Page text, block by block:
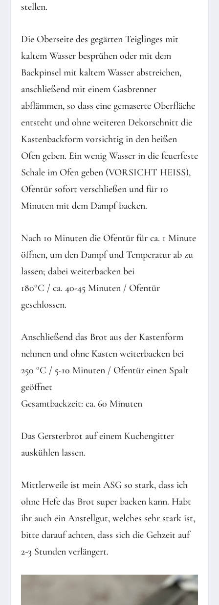
stellen.
Die Oberseite des gegärten Teiglinges mit
kaltem Wasser besprühen oder mit dem
Backpinsel mit kaltem Wasser abstreichen,
anschließend mit einem Gasbrenner
abflämmen, so dass eine gemaserte Oberfläche
entsteht und ohne weiteren Dekorschnitt die
Kastenbackform vorsichtig in den heißen
Ofen geben. Ein wenig Wasser in die feuerfeste
Schale im Ofen geben (VORSICHT HEISS),
Ofentür sofort verschließen und für 10
Minuten mit dem Dampf backen.
Nach 10 Minuten die Ofentür für ca. 1 Minute
öffnen, um den Dampf und Temperatur ab zu
lassen; dabei weiterbacken bei
180°C / ca. 40-45 Minuten / Ofentür
geschlossen.
Anschließend das Brot aus der Kastenform
nehmen und ohne Kasten weiterbacken bei
250 °C / 5-10 Minuten / Ofentür einen Spalt
geöffnet
Gesamtbackzeit: ca. 60 Minuten
Das Gersterbrot auf einem Kuchengitter
auskühlen lassen.
Mittlerweile ist mein ASG so stark, dass ich
ohne Hefe das Brot super backen kann. Habt
ihr auch ein Anstellgut, welches sehr stark ist,
bitte darauf achten, dass sich die Gehzeit auf
2-3 Stunden verlängert.